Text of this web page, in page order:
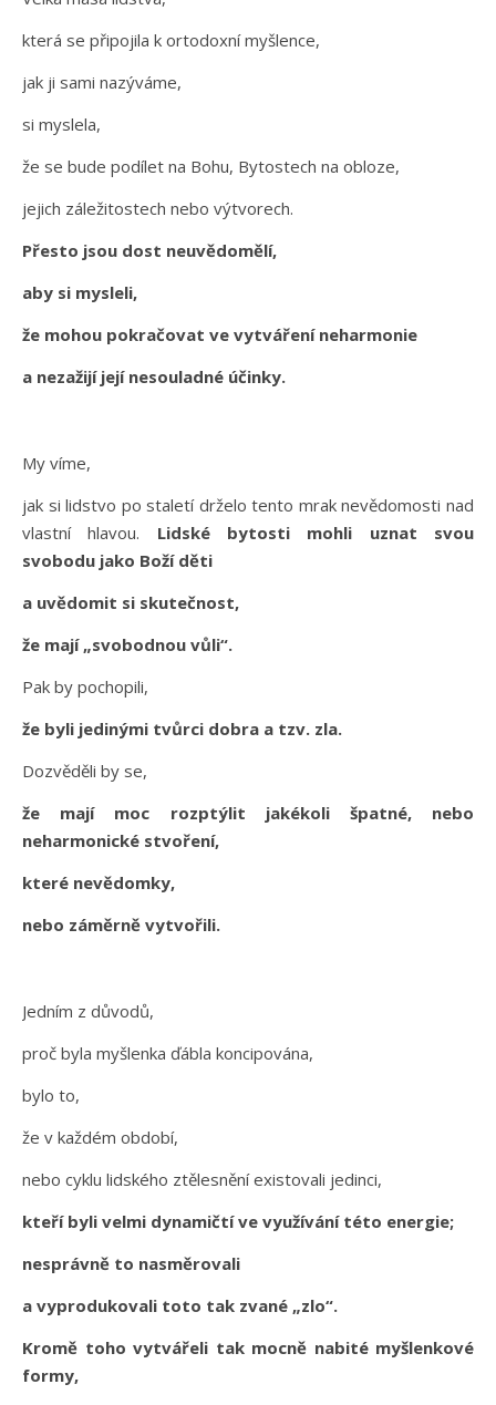
která se připojila k ortodoxní myšlence,
jak ji sami nazýváme,
si myslela,
že se bude podílet na Bohu, Bytostech na obloze,
jejich záležitostech nebo výtvorech.
Přesto jsou dost neuvědomělí,
aby si mysleli,
že mohou pokračovat ve vytváření neharmonie
a nezažijí její nesouladné účinky.
My víme,
jak si lidstvo po staletí drželo tento mrak nevědomosti nad
vlastní hlavou. Lidské bytosti mohli uznat svou
svobodu jako Boží děti
a uvědomit si skutečnost,
že mají „svobodnou vůli“.
Pak by pochopili,
že byli jedinými tvůrci dobra a tzv. zla.
Dozvěděli by se,
že mají moc rozptýlit jakékoli špatné, nebo
neharmonické stvoření,
které nevědomky,
nebo záměrně vytvořili.
Jedním z důvodů,
proč byla myšlenka ďábla koncipována,
bylo to,
že v každém období,
nebo cyklu lidského ztělesnění existovali jedinci,
kteří byli velmi dynamičtí ve využívání této energie;
nesprávně to nasměrovali
a vyprodukovali toto tak zvané „zlo“.
Kromě toho vytvářeli tak mocně nabité myšlenkové
formy,